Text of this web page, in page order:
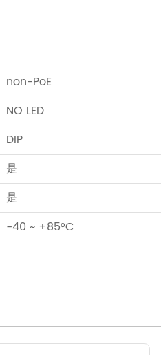
non-PoE
NO LED
DIP
是
是
-40 ~ +85°C